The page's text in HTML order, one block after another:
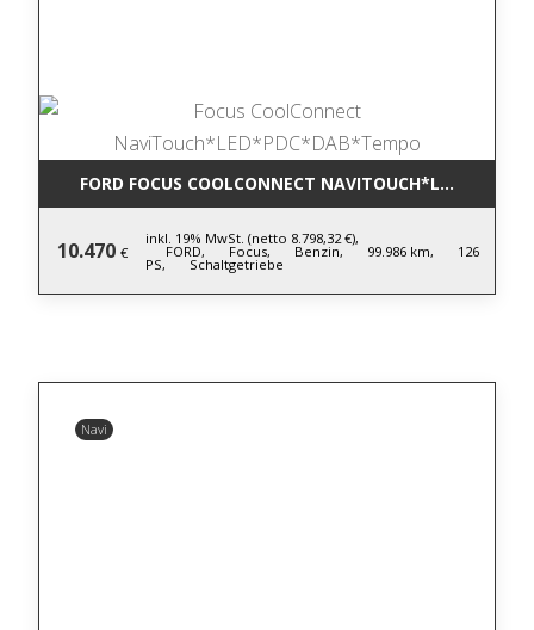
FORD FOCUS COOLCONNECT
10.470 €
inkl. 19% MwSt. (netto 8.798,32 €),
FORD, Focus, Benzin, 99.986 km, 126
PS, Schaltgetriebe
Navi